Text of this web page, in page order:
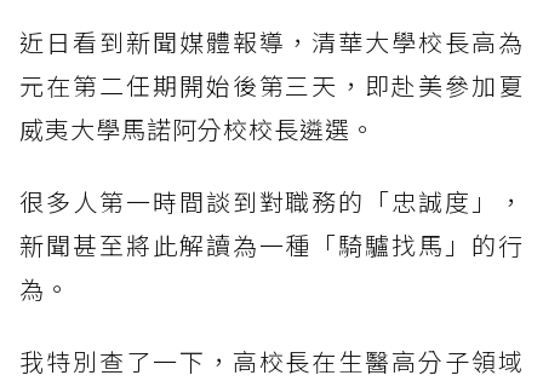
近日看到新聞媒體報導，清華大學校長高為
元在第二任期開始後第三天，即赴美參加夏
威夷大學馬諾阿分校校長遴選。
很多人第一時間談到對職務的「忠誠度」，
新聞甚至將此解讀為一種「騎驢找馬」的行
為。
我特別查了一下，高校長在生醫高分子領域